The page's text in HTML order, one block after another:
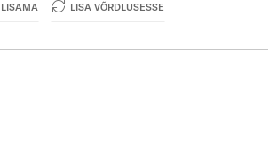
LISAMA LISA VÕRDLUSESSE